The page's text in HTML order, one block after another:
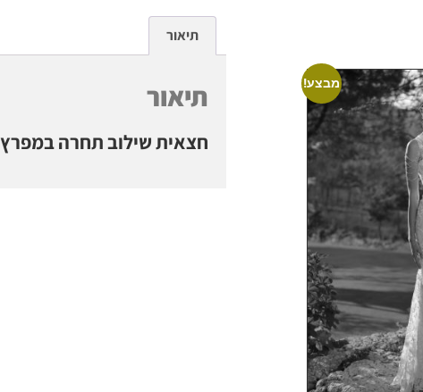
מבצע!
תיאור
תיאור
חצאית שילוב תחרה במפרץ